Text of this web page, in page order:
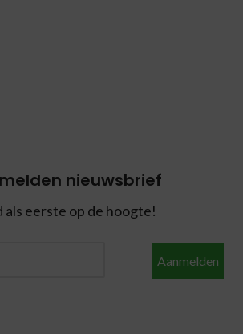
nieuwsbrief
als eerste op de hoogte!
Aanmelden